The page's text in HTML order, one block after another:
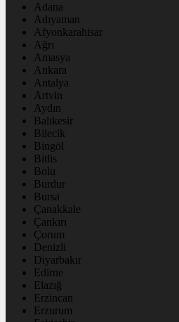
Adana
Adıyaman
Afyonkarahisar
Ağrı
Amasya
Ankara
Antalya
Artvin
Aydın
Balıkesir
Bilecik
Bingöl
Bitlis
Bolu
Burdur
Bursa
Çanakkale
Çankırı
Çorum
Denizli
Diyarbakır
Edirne
Elazığ
Erzincan
Erzurum